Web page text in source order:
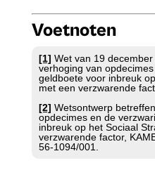
Voetnoten
[1] Wet van 19
verhoging van
geldboete voor inbreuk
met een verzwarende
[2] Wetsontwerp
opdecimes en de
inbreuk op het Sociaal
verzwarende factor,
56-1094/001.